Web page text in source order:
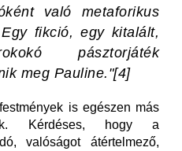
való metaforikus
fikció, egy kitalált,
pásztorjáték
meg Pauline."[4]
is egészen más
Kérdéses, hogy a
valóságot átértelmező,